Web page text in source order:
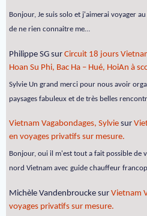
Bonjour, Je suis solo et j'aimerai voyager
de ne rien connaitre me…
Philippe SG sur Circuit 18 jours
Hoan Su Phi, Bac Ha – Hué, HoiAn à
Sylvie Un grand merci pour nous avoir
paysages fabuleux et de très belles
Vietnam Vagabondages, Sylvie sur
en voyages privatifs sur mesure.
Bonjour, oui il m'est tout a fait possible de
nord Vietnam avec guide chauffeur
Michèle Vandenbroucke sur Vietnam
voyages privatifs sur mesure.